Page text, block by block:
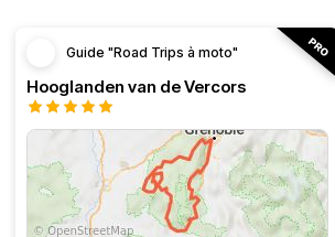
Guide "Road Trips à moto"
Hooglanden van de Vercors